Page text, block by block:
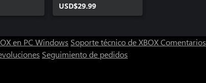
USD$29.99
en PC Windows Soporte técnico de XBOXComentarios
Seguimiento de pedidos